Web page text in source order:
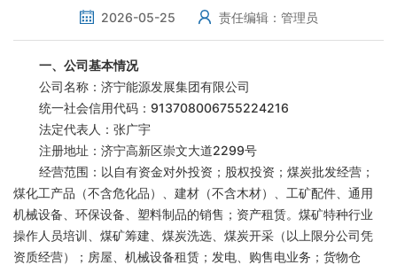
2026-05-25 责任编辑：管理员
一、公司基本情况
公司名称：济宁能源发展集团有限公司
统一社会信用代码：913708006755224216
法定代表人：张广宇
注册地址：济宁高新区崇文大道2299号
经营范围：以自有资金对外投资；股权投资；煤炭批发经营；
煤化工产品（不含危化品）、建材（不含木材）、工矿配件、通用
机械设备、环保设备、塑料制品的销售；资产租赁。煤矿特种行业
操作人员培训、煤矿筹建、煤炭洗选、煤炭开采（以上限分公司凭
资质经营）；房屋、机械设备租赁；发电、购售电业务；货物仓